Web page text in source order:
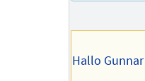
Hallo Gunnar